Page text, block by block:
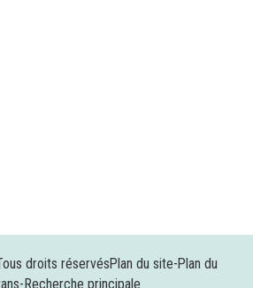
droits réservésPlan du site-Plan du
-Recherche principale